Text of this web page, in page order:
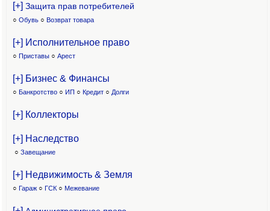
[+] Защита прав потребителей
○ Обувь ○ Возврат товара
[+] Исполнительное право
○ Приставы ○ Арест
[+] Бизнес & Финансы
○ Банкротство ○ ИП ○ Кредит ○ Долги
[+] Коллекторы
[+] Наследство
○ Завещание
[+] Недвижимость & Земля
○ Гараж ○ ГСК ○ Межевание